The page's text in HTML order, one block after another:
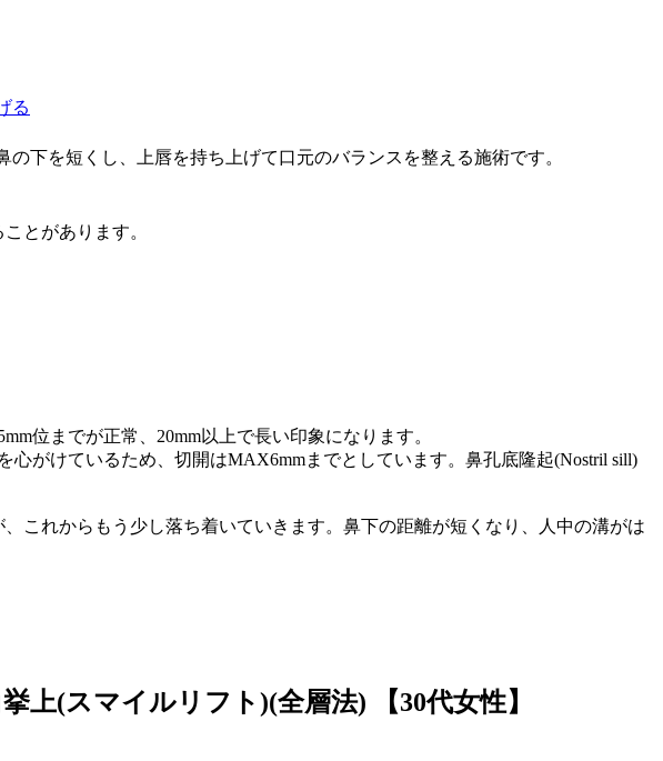
る
下を短くし、上唇を持ち上げて口元のバランスを整える施術です。
とがあります。
位までが正常、20mm以上で長い印象になります。
がけているため、切開はMAX6mmまでとしています。鼻孔底隆起(Nostril sill)
これからもう少し落ち着いていきます。鼻下の距離が短くなり、人中の溝がは
上(スマイルリフト)(全層法)
【30代女性】